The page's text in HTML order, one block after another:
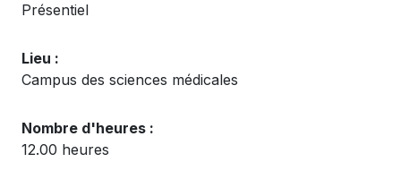
Présentiel
Lieu :
Campus des sciences médicales
Nombre d'heures :
12.00 heures